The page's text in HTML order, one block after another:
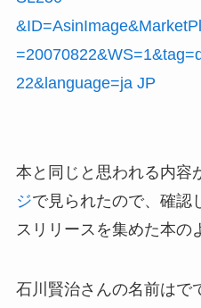
本と同じと思われる内容
ジで見られたので、確認
スリリースを集めた本の
石川賢治さんの名前はで